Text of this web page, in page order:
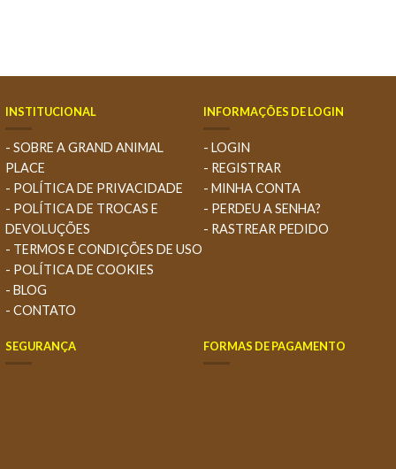
INSTITUCIONAL
- SOBRE A GRAND ANIMAL
PLACE
- POLÍTICA DE PRIVACIDADE
- POLÍTICA DE TROCAS E
DEVOLUÇÕES
- TERMOS E CONDIÇÕES DE USO
- POLÍTICA DE COOKIES
- BLOG
- CONTATO
INFORMAÇÕES DE LOGIN
- LOGIN
- REGISTRAR
- MINHA CONTA
- PERDEU A SENHA?
- RASTREAR PEDIDO
SEGURANÇA FORMAS DE PAGAMENTO